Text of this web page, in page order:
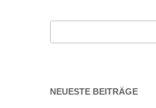
NEUESTE BEITRÄGE